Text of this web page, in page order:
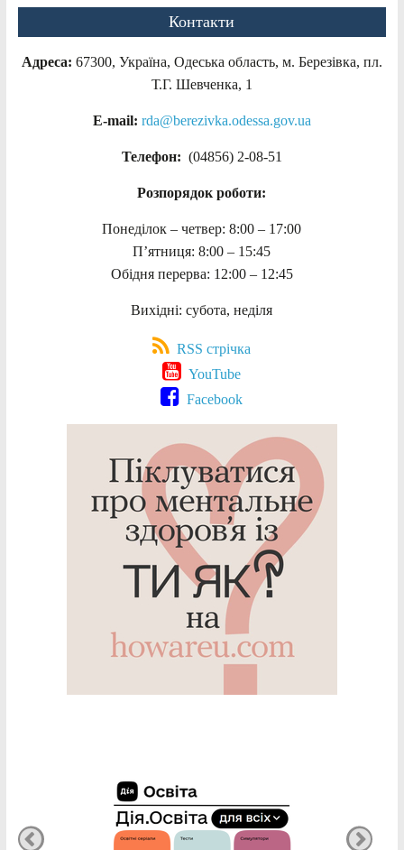
Контакти
Адреса: 67300, Україна, Одеська область, м. Березівка, пл.
Т.Г. Шевченка, 1
E-mail: rda@berezivka.odessa.gov.ua
Телефон: (04856) 2-08-51
Розпорядок роботи:
Понеділок – четвер: 8:00 – 17:00
П’ятниця: 8:00 – 15:45
Обідня перерва: 12:00 – 12:45
Вихідні: субота, неділя
RSS стрічка
YouTube
Facebook